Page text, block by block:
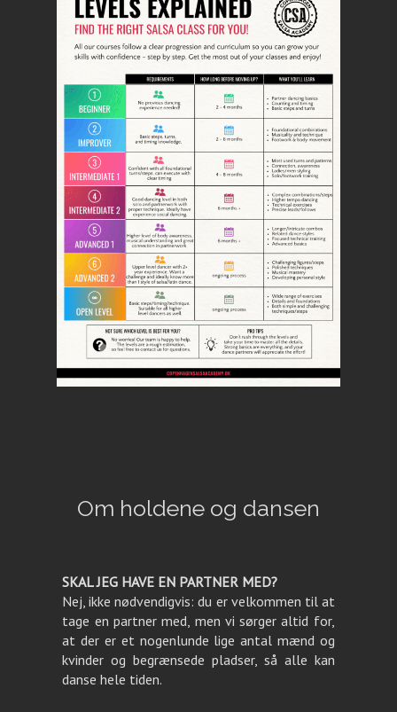
Om holdene og dansen
SKAL JEG HAVE EN PARTNER MED?
Nej, ikke nødvendigvis: du er velkommen til at
tage en partner med, men vi sørger altid for,
at der er et nogenlunde lige antal mænd og
kvinder og begrænsede pladser, så alle kan
danse hele tiden.